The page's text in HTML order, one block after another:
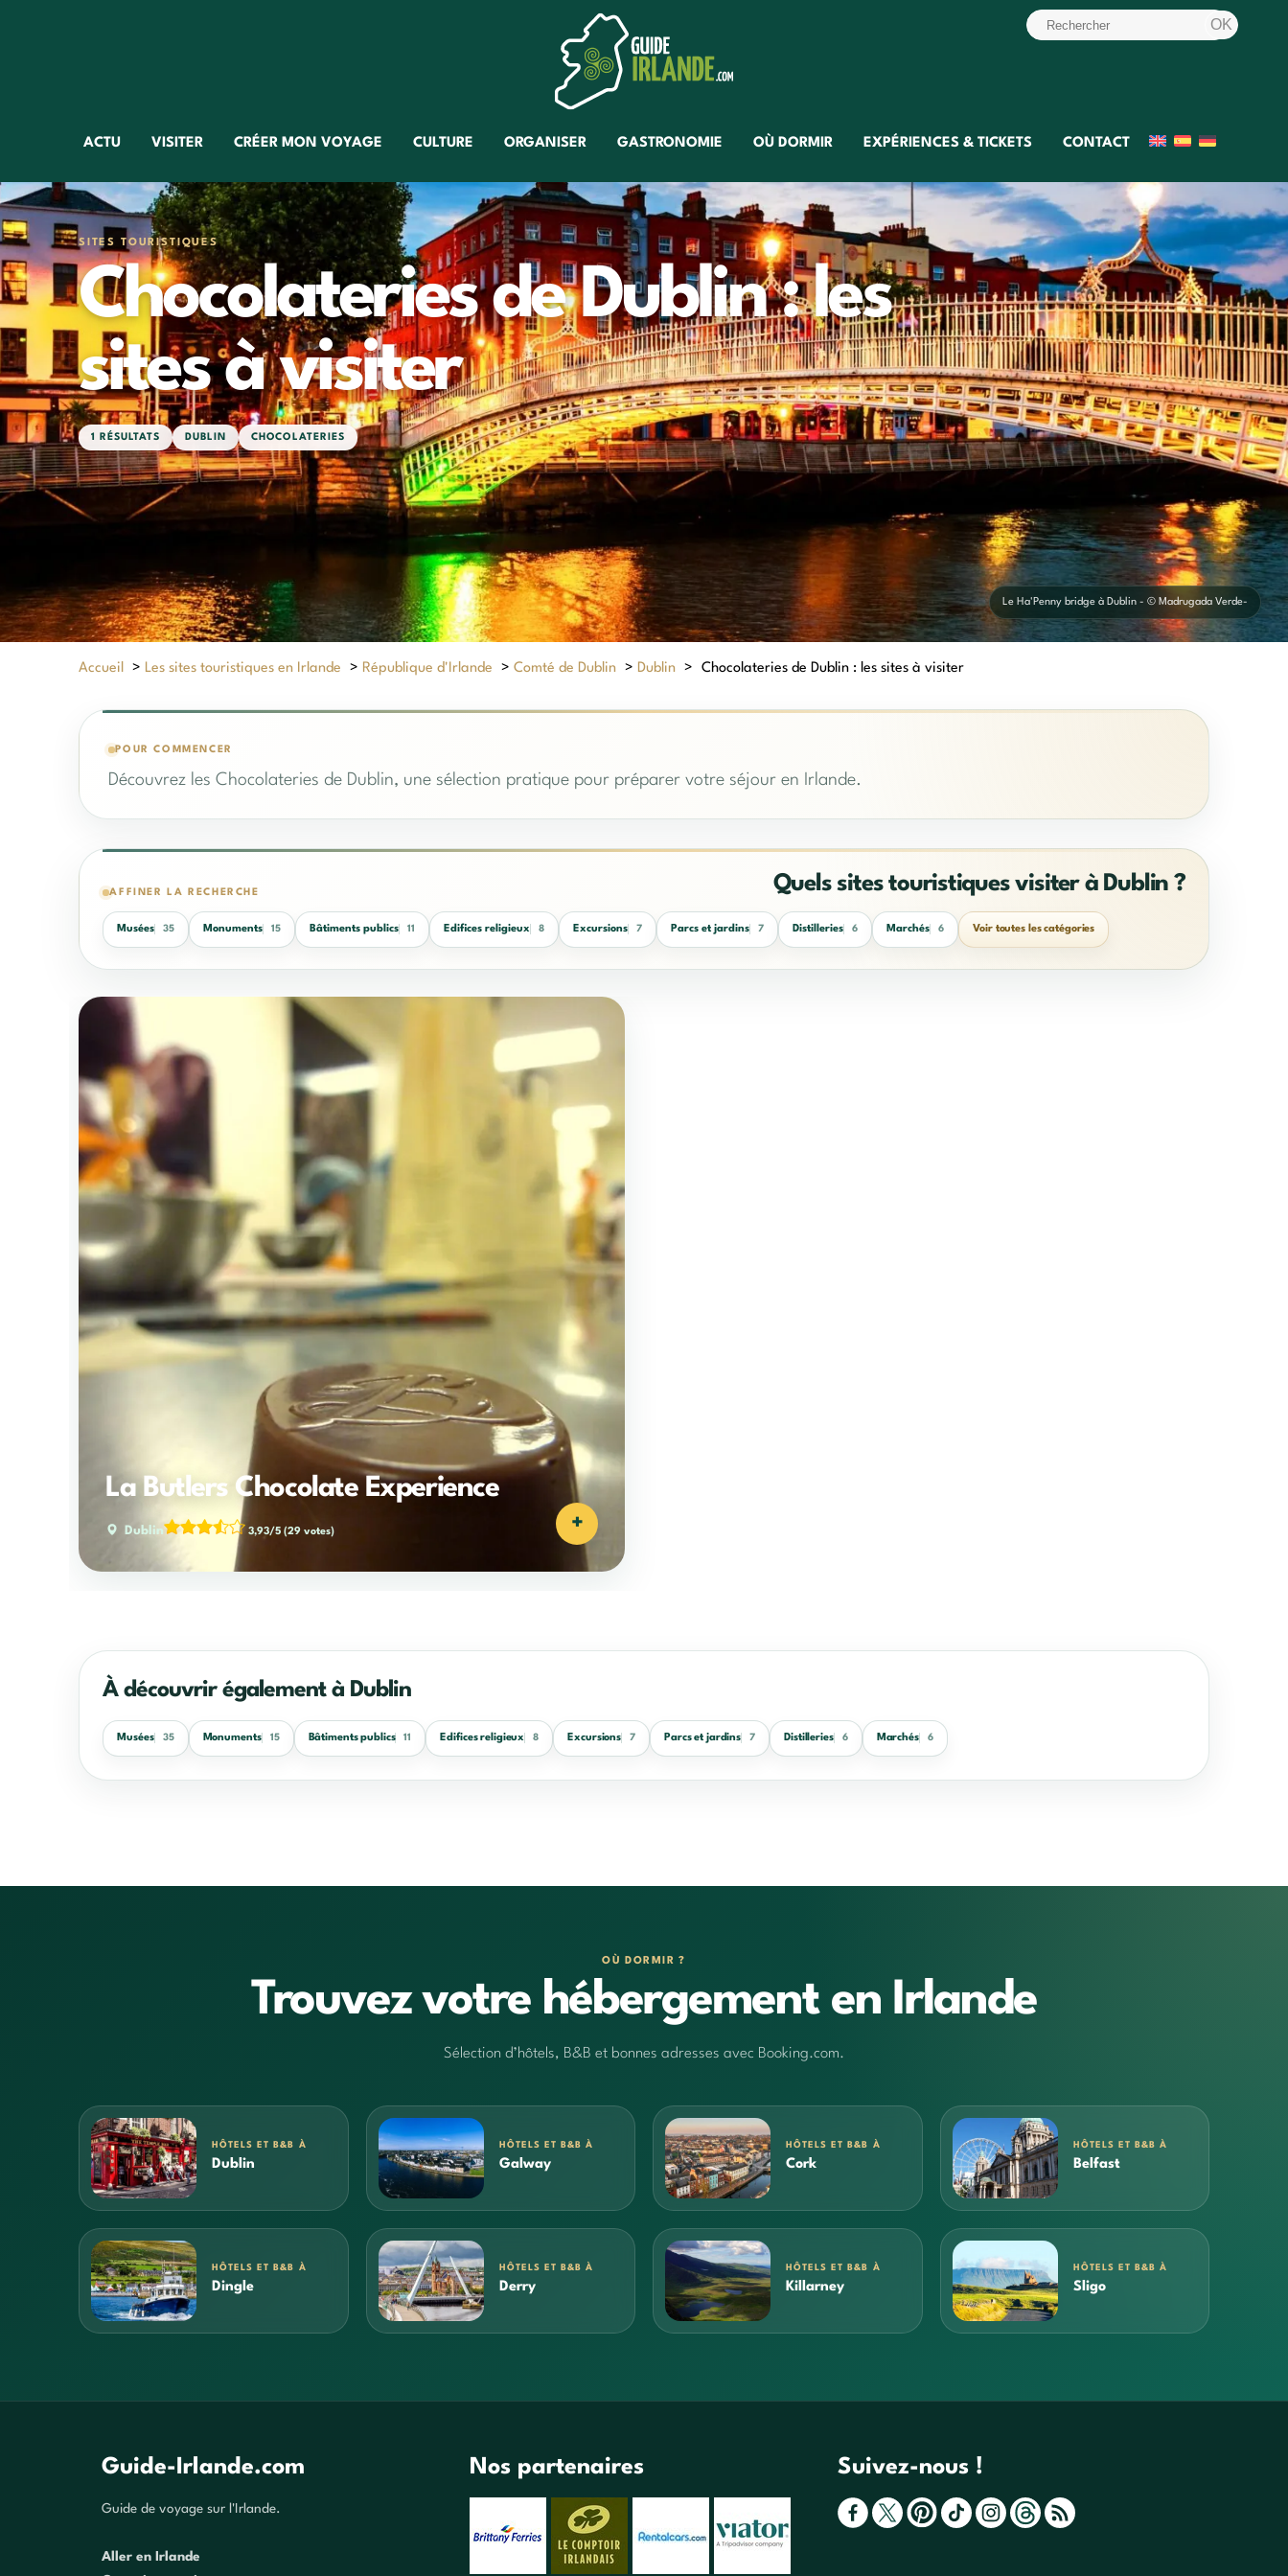
ACTU VISITER CRÉER MON VOYAGE CULTURE ORGANISER GASTRONOMIE OÙ DORMIR EXPÉRIENCES & TICKETS CONTACT
SITES TOURISTIQUES
Chocolateries de Dublin : les
sites à visiter
1 RÉSULTATS DUBLIN CHOCOLATERIES
Le Ha'Penny bridge à Dublin - © Madrugada Verde-
Accueil > Les sites touristiques en Irlande > République d'Irlande >Comté de Dublin > Dublin > Chocolateries de Dublin : les sites à visiter
POUR COMMENCER
Découvrez les Chocolateries de Dublin, une sélection pratique pour préparer votre séjour en Irlande.
AFFINER LA RECHERCHE Quels sites touristiques visiter à Dublin ?
Musées 35 Monuments 15 Bâtiments publics 11 Edifices religieux 8 Excursions 7 Parcs et jardins 7 Distilleries 6 Marchés 6 Voir toutes les catégories
La Butlers Chocolate Experience
Dublin 3,93/5 (29 votes) +
À découvrir également à Dublin
Musées 35 Monuments 15 Bâtiments publics 11 Edifices religieux 8 Excursions 7 Parcs et jardins 7 Distilleries 6 Marchés 6
OÙ DORMIR ?
Trouvez votre hébergement en Irlande
Sélection d’hôtels, B&B et bonnes adresses avec Booking.com.
HÔTELS ET B&B À
Dublin
HÔTELS ET B&B À
Galway
HÔTELS ET B&B À
Cork
HÔTELS ET B&B À
Belfast
HÔTELS ET B&B À
Dingle
HÔTELS ET B&B À
Derry
HÔTELS ET B&B À
Killarney
HÔTELS ET B&B À
Sligo
Guide-Irlande.com
Guide de voyage sur l'Irlande.
Aller en Irlande
Nos partenaires Suivez-nous !